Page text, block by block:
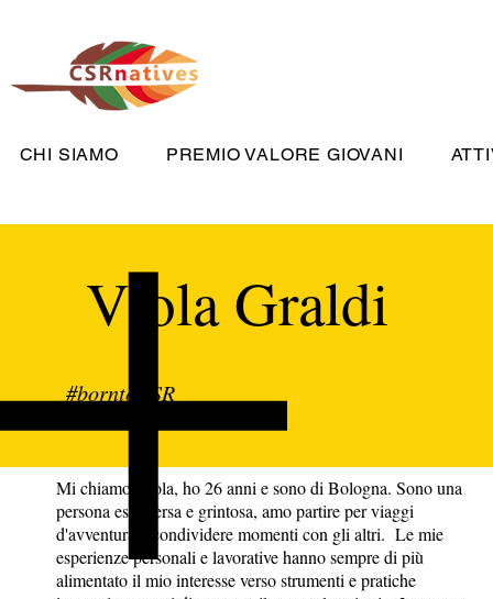
CHI SIAMO PREMIO VALORE GIOVANI
Viola Graldi
#borntoCSR
Mi chiamo Viola, ho 26 anni e sono di Bologna. Sono una
persona estroversa e grintosa, amo partire per viaggi
d'avventura e condividere momenti con gli altri. Le mie
esperienze personali e lavorative hanno sempre di più
alimentato il mio interesse verso strumenti e pratiche